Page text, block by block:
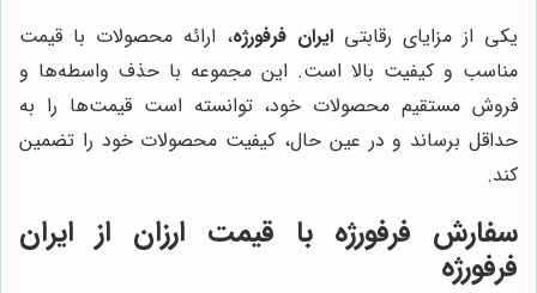
یکی از مزایای رقابتی ایران فرفورژه، ارائه محصولات با قیمت
مناسب و کیفیت بالا است. این مجموعه با حذف واسطه‌ها و
فروش مستقیم محصولات خود، توانسته است قیمت‌ها را به
حداقل برساند و در عین حال، کیفیت محصولات خود را تضمین
کند.
سفارش فرفورژه با قیمت ارزان از ایران
فرفورژه